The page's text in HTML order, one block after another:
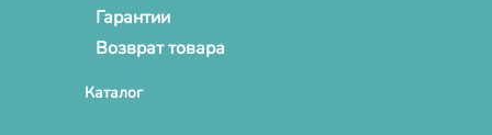
Гарантии
Возврат товара
Каталог